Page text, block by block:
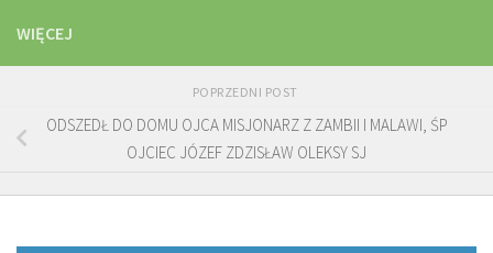
WIĘCEJ
POPRZEDNI POST
ODSZEDŁ DO DOMU OJCA MISJONARZ Z ZAMBII I MALAWI, ŚP
OJCIEC JÓZEF ZDZISŁAW OLEKSY SJ